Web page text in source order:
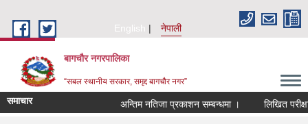
English
नेपाली
बागचौर नगरपालिका
“सबल स्थानीय सरकार, समृद्द बागचौर नगर”
समाचार अन्तिम नतिजा प्रकाशन सम्बन्धमा । लिखित